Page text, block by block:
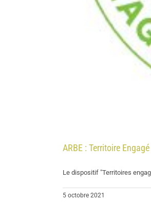
ARBE : Territoire
Le dispositif "Territoires
5 octobre 2021